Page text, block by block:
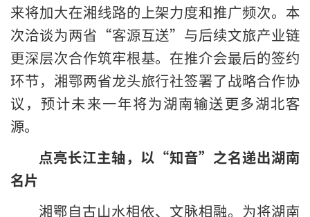
来将加大在湘线路的上架力度和推广频次。本
次洽谈为两省“客源互送”与后续文旅产业链
更深层次合作筑牢根基。在推介会最后的签约
环节，湘鄂两省龙头旅行社签署了战略合作协
议，预计未来一年将为湖南输送更多湖北客
源。
点亮长江主轴，以“知音”之名递出湖南
名片
湘鄂自古山水相依、文脉相融。为将湖南